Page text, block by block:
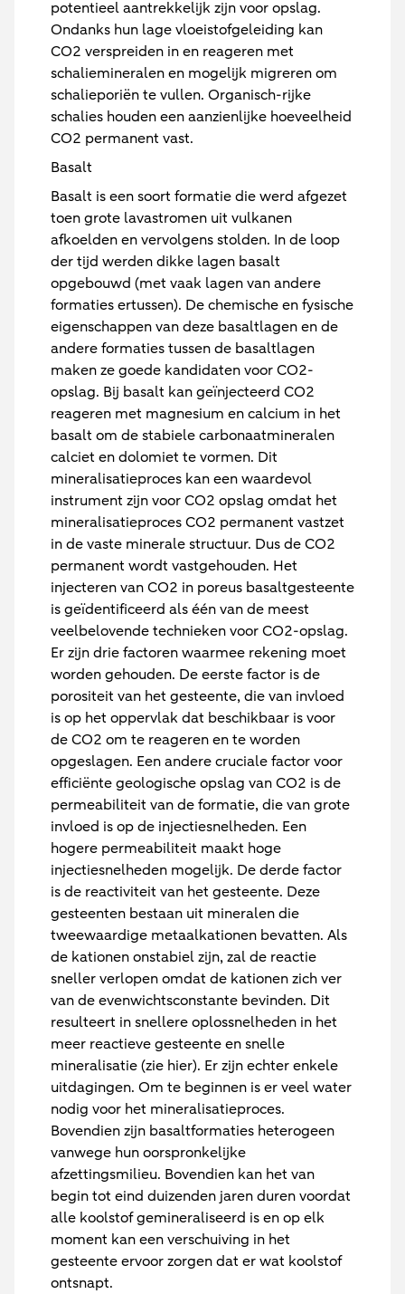
potentieel aantrekkelijk zijn voor opslag.
Ondanks hun lage vloeistofgeleiding kan
CO2 verspreiden in en reageren met
schaliemineralen en mogelijk migreren om
schalieporiën te vullen. Organisch-rijke
schalies houden een aanzienlijke hoeveelheid
CO2 permanent vast.
Basalt
Basalt is een soort formatie die werd afgezet
toen grote lavastromen uit vulkanen
afkoelden en vervolgens stolden. In de loop
der tijd werden dikke lagen basalt
opgebouwd (met vaak lagen van andere
formaties ertussen). De chemische en fysische
eigenschappen van deze basaltlagen en de
andere formaties tussen de basaltlagen
maken ze goede kandidaten voor CO2-
opslag. Bij basalt kan geïnjecteerd CO2
reageren met magnesium en calcium in het
basalt om de stabiele carbonaatmineralen
calciet en dolomiet te vormen. Dit
mineralisatieproces kan een waardevol
instrument zijn voor CO2 opslag omdat het
mineralisatieproces CO2 permanent vastzet
in de vaste minerale structuur. Dus de CO2
permanent wordt vastgehouden. Het
injecteren van CO2 in poreus basaltgesteente
is geïdentificeerd als één van de meest
veelbelovende technieken voor CO2-opslag.
Er zijn drie factoren waarmee rekening moet
worden gehouden. De eerste factor is de
porositeit van het gesteente, die van invloed
is op het oppervlak dat beschikbaar is voor
de CO2 om te reageren en te worden
opgeslagen. Een andere cruciale factor voor
efficiënte geologische opslag van CO2 is de
permeabiliteit van de formatie, die van grote
invloed is op de injectiesnelheden. Een
hogere permeabiliteit maakt hoge
injectiesnelheden mogelijk. De derde factor
is de reactiviteit van het gesteente. Deze
gesteenten bestaan uit mineralen die
tweewaardige metaalkationen bevatten. Als
de kationen onstabiel zijn, zal de reactie
sneller verlopen omdat de kationen zich ver
van de evenwichtsconstante bevinden. Dit
resulteert in snellere oplossnelheden in het
meer reactieve gesteente en snelle
mineralisatie (zie hier). Er zijn echter enkele
uitdagingen. Om te beginnen is er veel water
nodig voor het mineralisatieproces.
Bovendien zijn basaltformaties heterogeen
vanwege hun oorspronkelijke
afzettingsmilieu. Bovendien kan het van
begin tot eind duizenden jaren duren voordat
alle koolstof gemineraliseerd is en op elk
moment kan een verschuiving in het
gesteente ervoor zorgen dat er wat koolstof
ontsnapt.